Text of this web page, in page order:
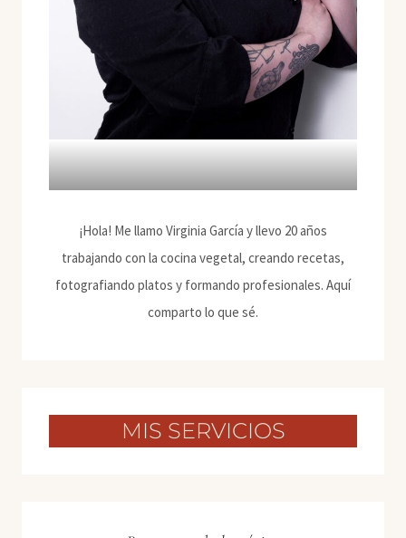
¡Hola! Me llamo Virginia García y llevo 20 años
trabajando con la cocina vegetal, creando recetas,
fotografiando platos y formando profesionales. Aquí
comparto lo que sé.
MIS SERVICIOS